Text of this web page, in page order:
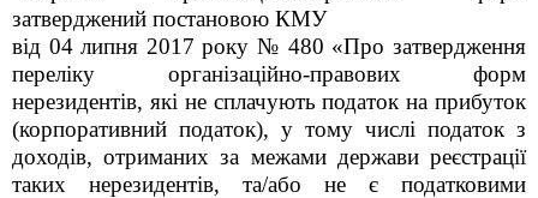
затверджений постановою КМУ
від 04 липня 2017 року № 480 «Про затвердження
переліку організаційно-правових форм
нерезидентів, які не сплачують податок на прибуток
(корпоративний податок), у тому числі податок з
доходів, отриманих за межами держави реєстрації
таких нерезидентів, та/або не є податковими